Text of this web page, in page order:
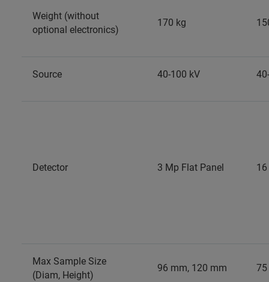
Weight (without
optional electronics)
170 kg
Source 40-100 kV
Detector 3 Mp Flat Panel
Max Sample Size
(Diam, Height)
96 mm, 120 mm